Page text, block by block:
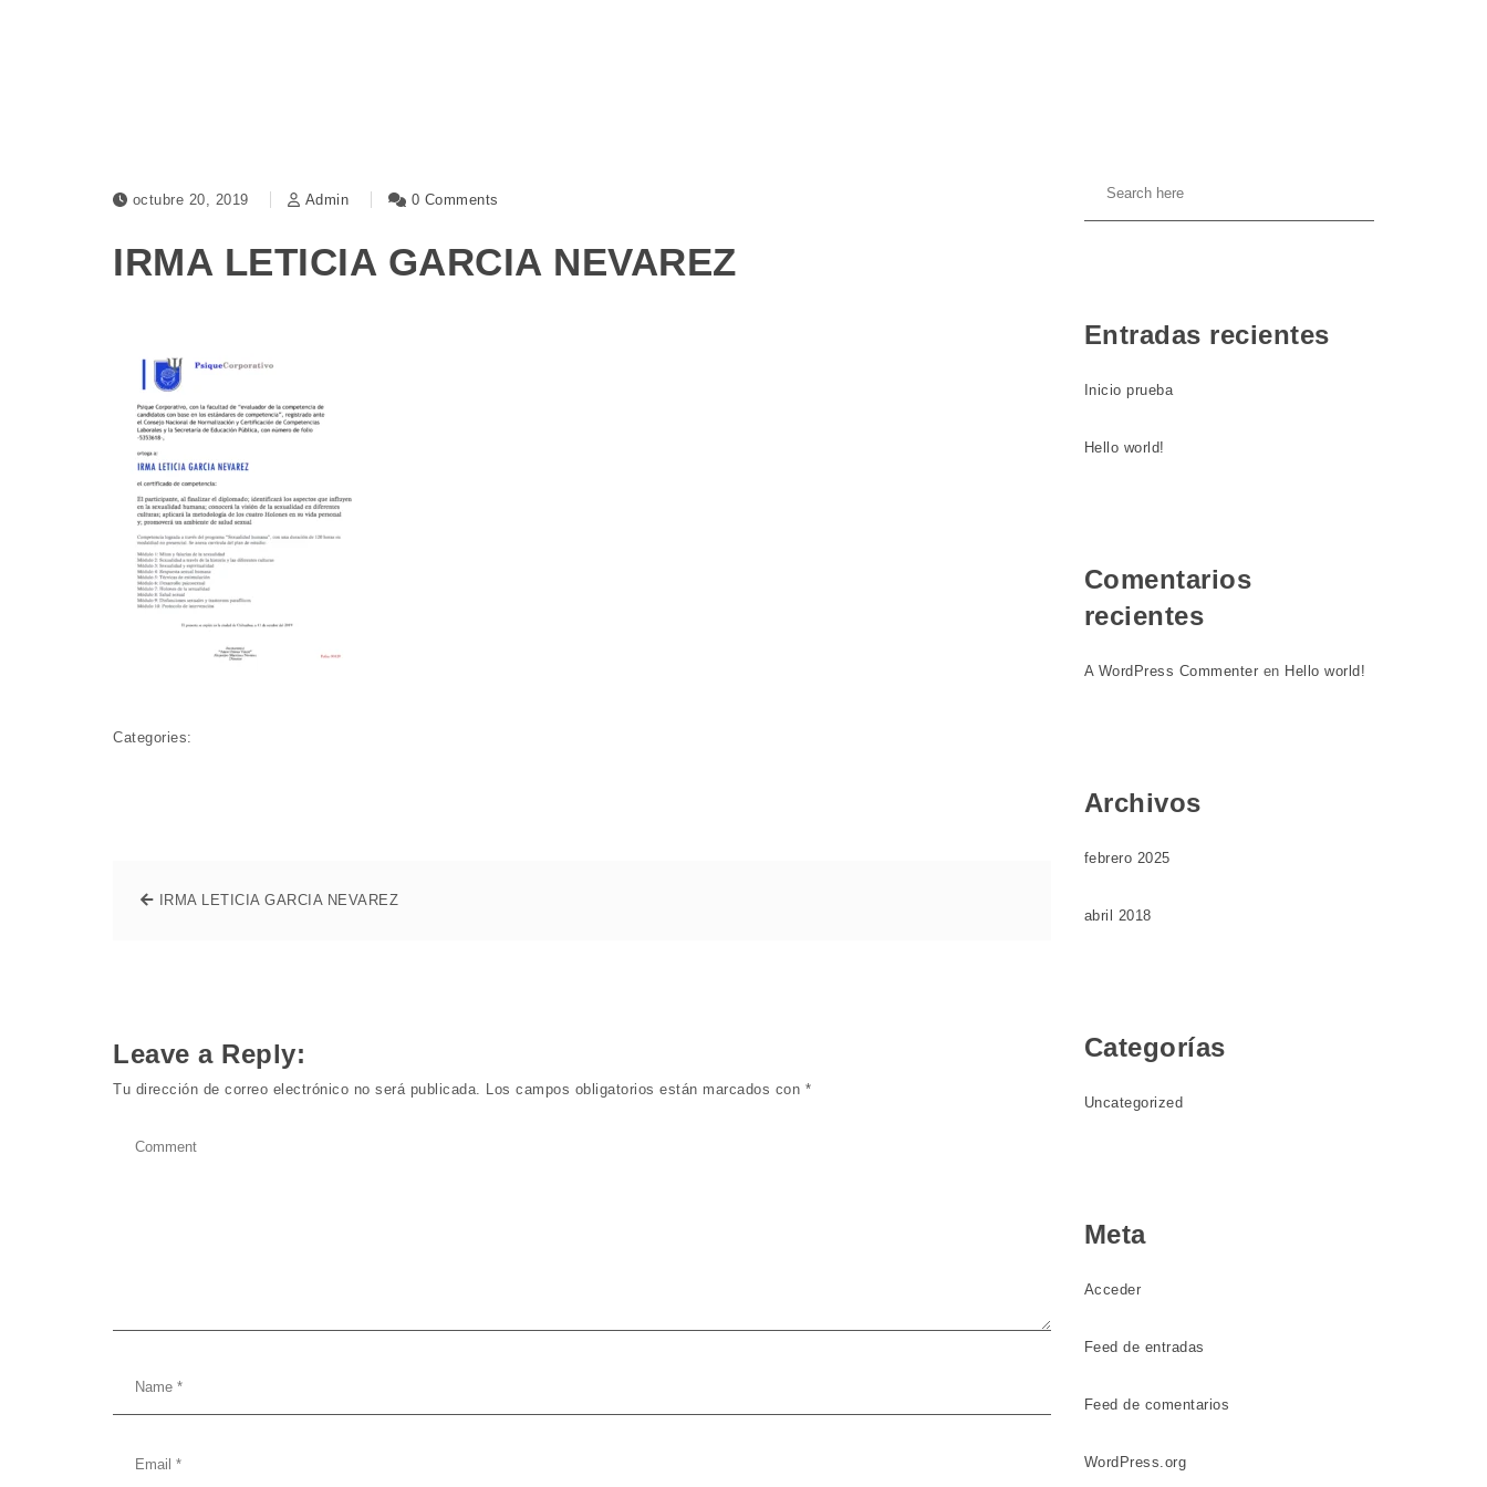
octubre 20, 2019 Admin 0 Comments
IRMA LETICIA GARCIA NEVAREZ
Categories:
IRMA LETICIA GARCIA NEVAREZ
Leave a Reply:
Tu dirección de correo electrónico no será publicada. Los campos obligatorios están marcados con *
Entradas recientes
Inicio prueba
Hello world!
Comentarios
recientes
A WordPress Commenter en Hello world!
Archivos
febrero 2025
abril 2018
Categorías
Uncategorized
Meta
Acceder
Feed de entradas
Feed de comentarios
WordPress.org